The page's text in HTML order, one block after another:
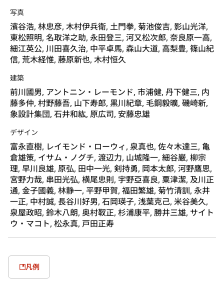
写真
濱谷浩, 林忠彦, 木村伊兵衛, 土門拳, 菊池俊吉, 影山光洋,
東松照明, 名取洋之助, 永田登三, 河又松次郎, 奈良原一高,
細江英公, 川田喜久治, 中平卓馬, 森山大道, 高梨豊, 篠山紀
信, 荒木経惟, 藤原新也, 木村恒久
建築
前川國男, アントニン・レーモンド, 市浦健, 丹下健三, 内
藤多仲, 村野藤吾, 山下寿郎, 黒川紀章, 毛鋼毅曠, 磯崎新,
象設計集団, 石井和紘, 原広司, 安藤忠雄
デザイン
富永直樹, レイモンド・ローウィ, 泉真也, 佐々木達三, 亀
倉雄策, イサム・ノグチ, 渡辺力, 山城隆一, 細谷巌, 柳宗
理, 早川良雄, 原弘, 田中一光, 剣持勇, 岡本太郎, 河野鷹思,
宮野力哉, 串田光弘, 横尾忠則, 宇野亞喜良, 粟津潔, 及川正
通, 金子國義, 林静一, 平野甲賀, 福田繁雄, 菊竹清訓, 永井
一正, 中村誠, 長谷川好男, 石岡瑛子, 浅葉克己, 米谷美久,
泉屋政昭, 鈴木八朗, 奥村靫正, 杉浦康平, 勝井三雄, サイト
ウ・マコト, 松永真, 戸田正寿
凡例